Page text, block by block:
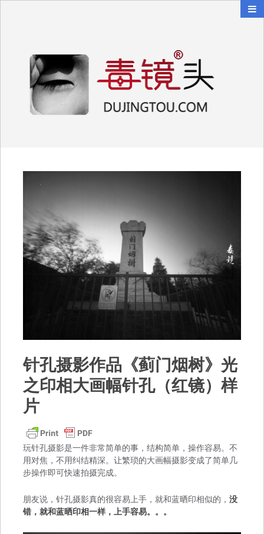
针孔摄影作品《蓟门烟树》光
之印相大画幅针孔（红镜）样
片
玩针孔摄影是一件非常简单的事，结构简单，操作容易。不
用对焦，不用纠结精深。让繁琐的大画幅摄影变成了简单几
步操作即可快速拍摄完成。
朋友说，针孔摄影真的很容易上手，就和蓝晒印相似的， 没
错，就和蓝晒印相一样，上手容易。。。